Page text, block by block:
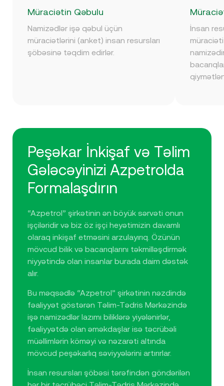
Müraciətin Qəbulu
Namizədlər işə qəbul üçün
müraciətlərini (anket) insan resursları
şöbəsinə təqdim edirlər.
İnsan
Peşəkar İnkişaf və Təlim
Gələcəyinizi Azpetrolda
Formalaşdırın
“Azpetrol” şirkətinin ən böyük sərvəti onun
işçiləridir və biz öz işçi heyətimizin davamlı
olaraq inkişaf etməsini arzulayırıq. Özünün
mövcud bilik və bacarıqlarını təkmilləşdirmək
niyyətində olan insanlar burada daim dəstək
alır.
Bu məqsədlə “Azpetrol” şirkətinin nəzdində
fəaliyyət göstərən Təlim-Tədris Mərkəzində
işə namizədlər lazımı biliklərə yiyələnirlər,
fəaliyyətdə olan əməkdaşlar isə təcrübəli
müəllimlərin köməyi və nəzarəti altında
mövcud peşəkarlıq səviyyələrini artırırlar.
İnsan resursları şöbəsi tərəfindən göndərilən